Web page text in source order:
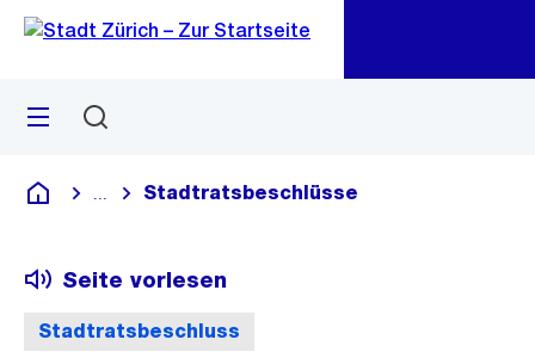
Navigation
Sprunglink
Menü
Deutsch
Blende alle Breadcrumbs ein
Stadtratsbeschlüsse
Stadtratsbeschluss
Seite vorlesen